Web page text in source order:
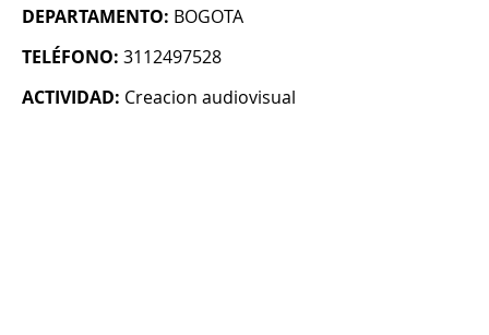
DEPARTAMENTO: BOGOTA
TELÉFONO: 3112497528
ACTIVIDAD: Creacion audiovisual